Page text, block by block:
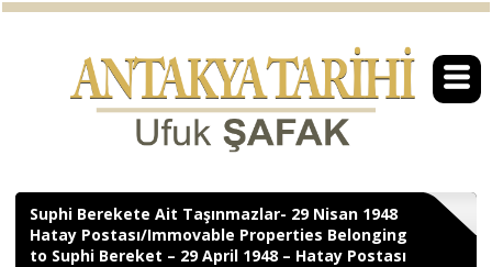
Suphi Berekete Ait Taşınmazlar- 29 Nisan 1948
Hatay Postası/Immovable Properties Belonging
to Suphi Bereket – 29 April 1948 – Hatay Postası